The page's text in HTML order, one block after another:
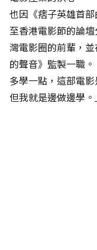
也因《痞子英雄首
至香港電影節的論
灣電影圈的前輩，
的聲音》監製一職
多學一點，這部電
但我就是邊做邊學。